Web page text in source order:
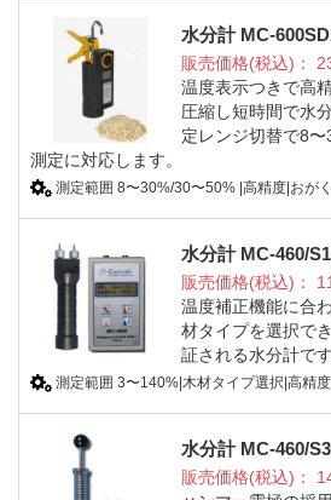
水分計 MC-
販売価格(税込)：
温度表示つきで高
圧縮し短時間で水
定レンジ切替で8
測定に対応します。
測定範囲 8〜30%/30〜50% |高精度|おが
水分計 MC-460/
販売価格(税込)：
温度補正機能に合
材タイプを選択で
証される水分計です
測定範囲 3〜140%|木材タイプ選択|高精度
水分計 MC-460/
販売価格(税込)：